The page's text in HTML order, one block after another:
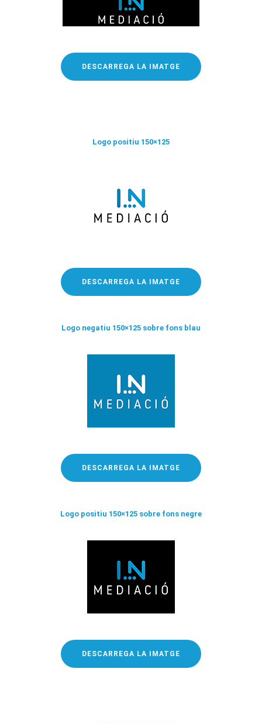
DESCARREGA LA IMATGE
Logo positiu 150×125
DESCARREGA LA IMATGE
Logo negatiu 150×125 sobre fons blau
DESCARREGA LA IMATGE
Logo positiu 150×125 sobre fons negre
DESCARREGA LA IMATGE